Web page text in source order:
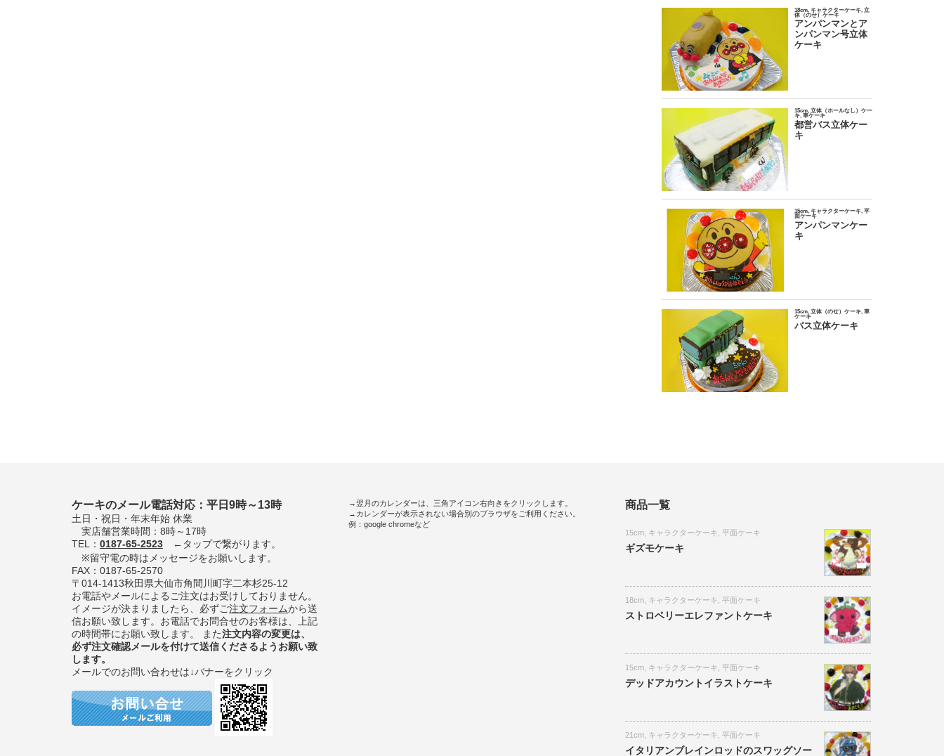
ケーキのメール電話対応：平日9時～13時
土日・祝日・年末年始 休業
実店舗営業時間：8時～17時
TEL： 0187-65-2523 ←タップで繋がります。
※留守電の時はメッセージをお願いします。
FAX：0187-65-2570
〒014-1413秋田県大仙市角間川町字二本杉25-12
お電話やメールによるご注文はお受けしておりません。
イメージが決まりましたら、必ずご注文フォームから送
信お願い致します。お電話でお問合せのお客様は、上記
の時間帯にお願い致します。 また注文内容の変更は、
必ず注文確認メールを付けて送信くださるようお願い致
します。
メールでのお問い合わせは↓バナーをクリック
→翌月のカレンダーは、三角アイコン右向きをクリックします。
→カレンダーが表示されない場合別のブラウザをご利用ください。
例：google chromeなど
商品一覧
15cm キャラクターケーキ 平面ケーキ
ギズモケーキ
18cm キャラクターケーキ 平面ケーキ
ストロベリーエレファントケーキ
15cm キャラクターケーキ 平面ケーキ
デッドアカウントイラストケーキ
21cm キャラクターケーキ 平面ケーキ
イタリアンブレインロッドのスワッグソー